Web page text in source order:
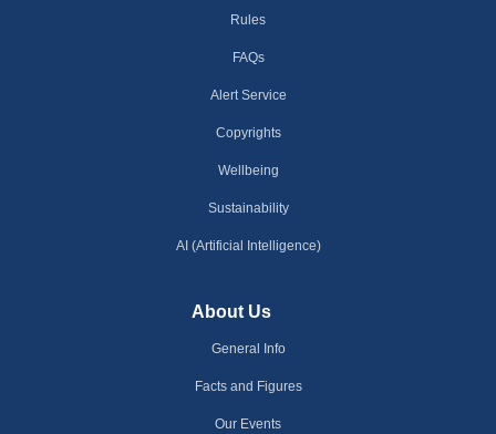
Rules
FAQs
Alert Service
Copyrights
Wellbeing
Sustainability
AI (Artificial Intelligence)
About Us
General Info
Facts and Figures
Our Events